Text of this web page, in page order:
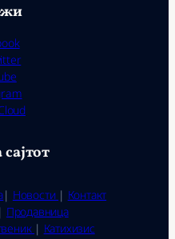
| Новости | Контакт
Продавница
| Катихизис